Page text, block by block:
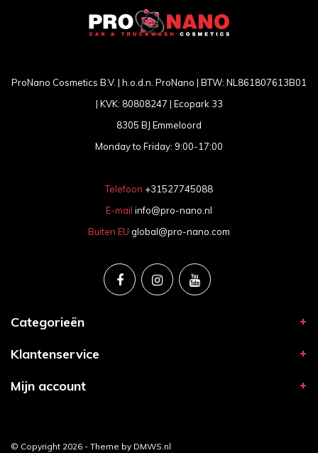
ProNano Cosmetics B.V. | h.o.d.n. ProNano | BTW: NL861807613B01
| KVK: 80808247 | Ecopark 33
8305 BJ Emmeloord
Monday to Friday: 9:00-17:00
Telefoon +31527745088
E-mail info@pro-nano.nl
Buiten EU global@pro-nano.com
Categorieën
Klantenservice
Mijn account
© Copyright 2026 - Theme by DMWS.nl